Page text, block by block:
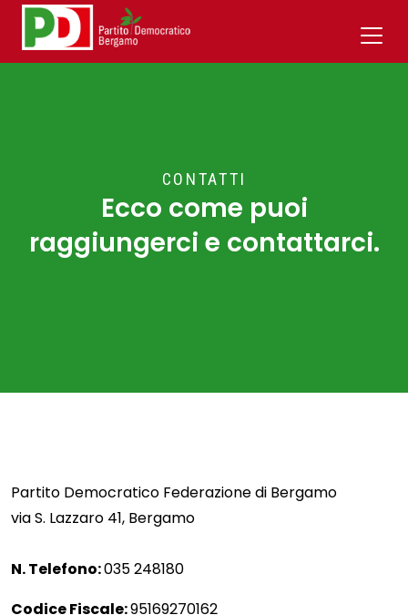
CONTATTI
Ecco come puoi
raggiungerci e contattarci.
Partito Democratico Federazione di Bergamo
via S. Lazzaro 41, Bergamo
N. Telefono:035 248180
Codice Fiscale:95169270162